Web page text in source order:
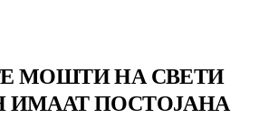
МОШТИ НА СВЕТИ
ИМААТ ПОСТОЈАНА